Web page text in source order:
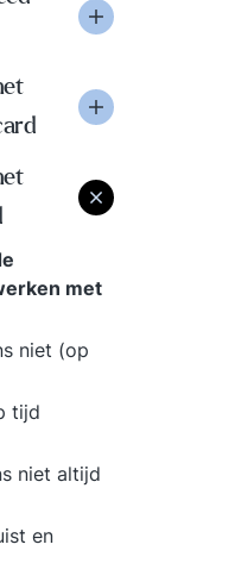
met
niet (op
tijd
niet altijd
en